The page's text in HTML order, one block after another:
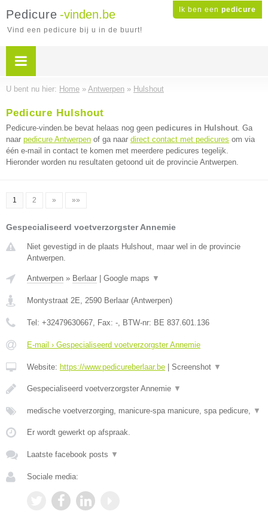
Ik ben een pedicure
Pedicure -vinden.be
Vind een pedicure bij u in de buurt!
U bent nu hier: Home » Antwerpen » Hulshout
Pedicure Hulshout
Pedicure-vinden.be bevat helaas nog geen pedicures in Hulshout. Ga
naar pedicure Antwerpen of ga naar direct contact met pedicures om via
één e-mail in contact te komen met meerdere pedicures tegelijk.
Hieronder worden nu resultaten getoond uit de provincie Antwerpen.
1 2 » »»
Gespecialiseerd voetverzorgster Annemie
Niet gevestigd in de plaats Hulshout, maar wel in de provincie
Antwerpen.
Antwerpen » Berlaar Google maps ▼
Montystraat 2E, 2590 Berlaar (Antwerpen)
Tel: +32479630667, Fax: -, BTW-nr: BE 837.601.136
E-mail › Gespecialiseerd voetverzorgster Annemie
Website: https://www.pedicureberlaar.be Screenshot ▼
Gespecialiseerd voetverzorgster Annemie ▼
medische voetverzorging, manicure-spa manicure, spa pedicure, ▼
Er wordt gewerkt op afspraak.
Laatste facebook posts ▼
Sociale media: